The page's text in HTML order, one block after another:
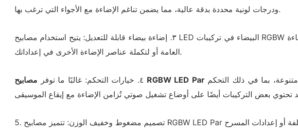
ودرجات لونية محددة بدقة عالية، مما يضمن تناغم الإضاءة مع الأجواء التي ترغب بها.
٣. إضاءة بيضاء قابلة للتعديل: يتيح استخدام مصابيح LED البيضاء في تركيبات RGBW إنتاج إضاءة بيضاء نقية. تُعد هذه الميزة مفيدة بشكل خاص عند الحاجة إلى إضاءة بيضاء محايدة لأغراض الإضاءة
العامة أو لتكملة عناصر الإضاءة الأخرى في إعداداتك.
٤. خيارات التحكم: غالبًا ما توفر مصابيح RGBW LED Parخيارات تحكم متنوعة، بما في ذلك التحكم DMX، والتحكم اللاسلكي، والبرامج المدمجة. تتيح هذه الخيارات التكامل السهل مع وحدات